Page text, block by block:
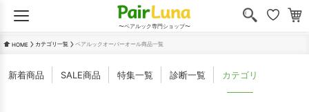
〜ペアルック専門ショップ〜
HOME カテゴリ一覧 ペアルックオーバーオール商品一覧
新着商品 SALE商品 特集一覧 診断一覧 カテゴリ